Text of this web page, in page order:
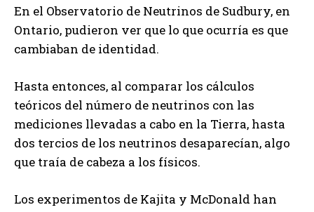
En el Observatorio de Neutrinos de Sudbury, en
Ontario, pudieron ver que lo que ocurría es que
cambiaban de identidad.
Hasta entonces, al comparar los cálculos
teóricos del número de neutrinos con las
mediciones llevadas a cabo en la Tierra, hasta
dos tercios de los neutrinos desaparecían, algo
que traía de cabeza a los físicos.
Los experimentos de Kajita y McDonald han